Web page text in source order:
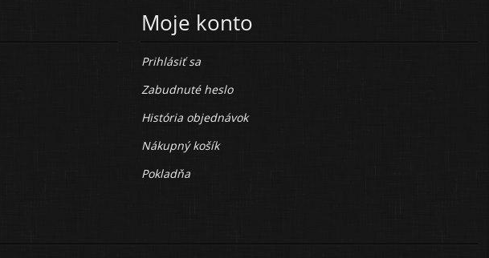
Moje konto
Prihlásiť sa
Zabudnuté heslo
História objednávok
Nákupný košík
Pokladňa